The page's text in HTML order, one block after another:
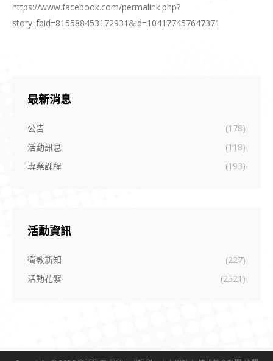
https://www.facebook.com/permalink.php?
story_fbid=815588453172931&id=104177457647371
最新消息
公告
(178)
活動訊息
(118)
專業課程
(193)
活動資訊
衛教新知
(227)
活動花絮
(2521)